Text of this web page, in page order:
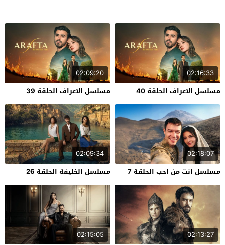
02:16:33
مسلسل الاعراف الحلقة 40
02:09:20
مسلسل الاعراف الحلقة 39
02:18:07
مسلسل انت من احب الحلقة 7
02:09:34
مسلسل الخليفة الحلقة 26
02:13:27
02:15:05